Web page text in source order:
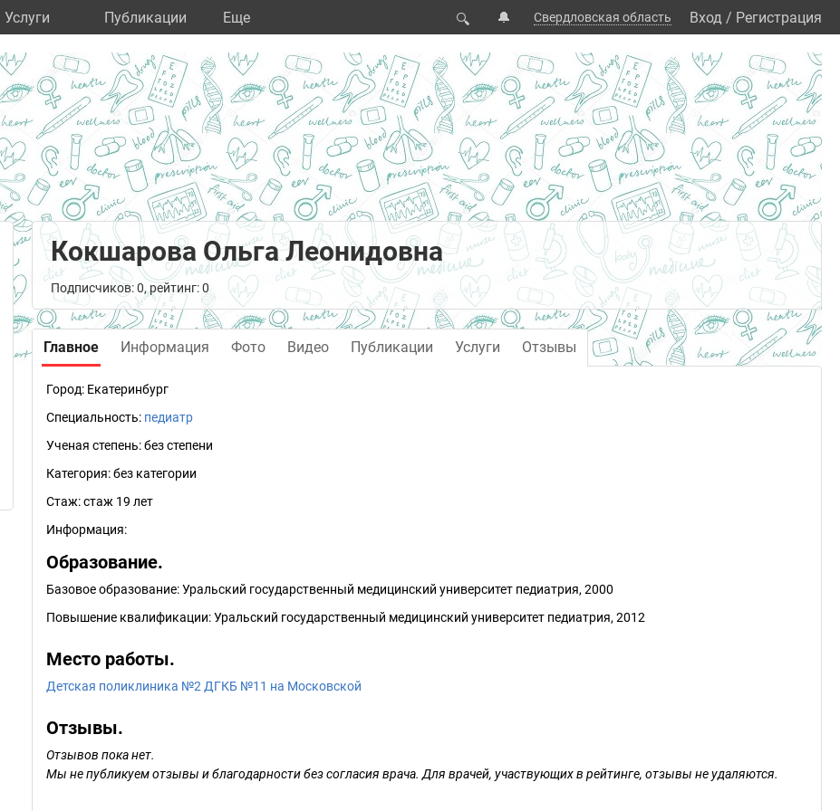
Услуги Публикации Eще 🔍 🔔 Свердловская область Вход / Регистрация
Кокшарова Ольга Леонидовна
Подписчиков: 0, рейтинг: 0
Главное Информация Фото Видео Публикации Услуги Отзывы
Город: Екатеринбург
Специальность: педиатр
Ученая степень:без степени
Категория:без категории
Стаж:стаж 19 лет
Информация:
Образование.
Базовое образование: Уральский государственный медицинский университет педиатрия, 2000
Повышение квалификации: Уральский государственный медицинский университет педиатрия, 2012
Место работы.
Детская поликлиника №2 ДГКБ №11 на Московской
Отзывы.
Отзывов пока нет.
Мы не публикуем отзывы и благодарности без согласия врача. Для врачей, участвующих в рейтинге, отзывы не удаляются.